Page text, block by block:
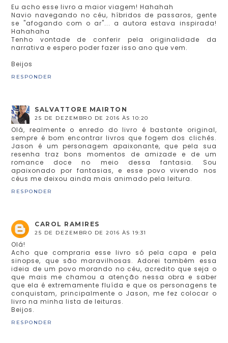
Eu acho esse livro a maior viagem! Hahahah
Navio navegando no céu, híbridos de passaros, gente
se "afogando com o ar"... a autora estava inspirada!
Hahahaha
Tenho vontade de conferir pela originalidade da
narrativa e espero poder fazer isso ano que vem.
Beijos
RESPONDER
SALVATTORE MAIRTON
25 DE DEZEMBRO DE 2016 ÀS 10:20
Olá, realmente o enredo do livro é bastante original,
sempre é bom encontrar livros que fogem dos clichês.
Jason é um personagem apaixonante, que pela sua
resenha traz bons momentos de amizade e de um
romance doce no meio dessa fantasia. Sou
apaixonado por fantasias, e esse povo vivendo nos
céus me deixou ainda mais animado pela leitura.
RESPONDER
CAROL RAMIRES
25 DE DEZEMBRO DE 2016 ÀS 19:31
Olá!
Acho que compraria esse livro só pela capa e pela
sinopse, que são maravilhosas. Adorei também essa
ideia de um povo morando no céu, acredito que seja o
que mais me chamou a atenção nessa obra e saber
que ela é extremamente fluída e que os personagens te
conquistam, principalmente o Jason, me fez colocar o
livro na minha lista de leituras.
Beijos.
RESPONDER